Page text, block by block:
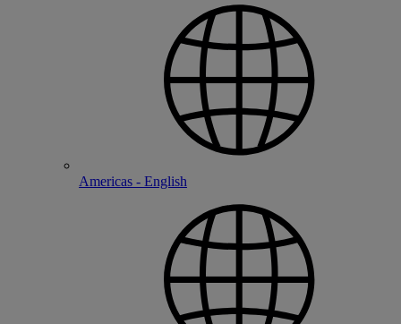
Americas - English